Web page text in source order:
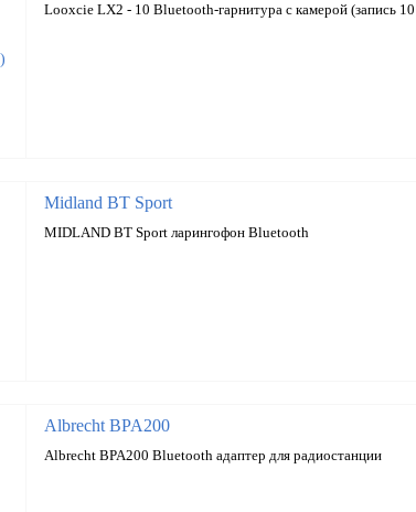
Looxcie LX2 - 10 Bluetooth-гарнитура с камерой (запись 10
Midland BT Sport
MIDLAND BT Sport ларингофон Bluetooth
Albrecht BPA200
Albrecht BPA200 Bluetooth адаптер для радиостанции